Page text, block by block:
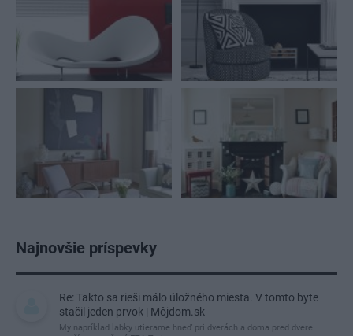
Najnovšie príspevky
Re: Takto sa rieši málo úložného miesta. V tomto byte
stačil jeden prvok | Môjdom.sk
My napríklad labky utierame hneď pri dverách a doma pred dvere